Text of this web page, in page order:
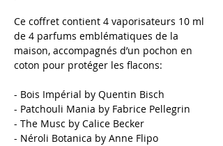
Ce coffret contient 4 vaporisateurs 10 ml
de 4 parfums emblématiques de la
maison, accompagnés d’un pochon en
coton pour protéger les flacons:
- Bois Impérial by Quentin Bisch
- Patchouli Mania by Fabrice Pellegrin
- The Musc by Calice Becker
- Néroli Botanica by Anne Flipo